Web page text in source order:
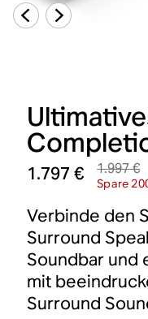
1.797 € 1.997 €
Spare
Verbinde den
Surround
Soundbar und
mit
Surround